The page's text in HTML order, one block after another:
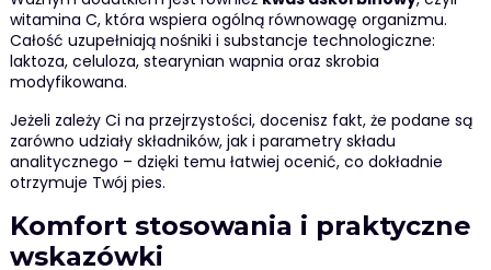
witamina C, która wspiera ogólną równowagę organizmu.
Całość uzupełniają nośniki i substancje technologiczne:
laktoza, celuloza, stearynian wapnia oraz skrobia
modyfikowana.
Jeżeli zależy Ci na przejrzystości, docenisz fakt, że podane są
zarówno udziały składników, jak i parametry składu
analitycznego – dzięki temu łatwiej ocenić, co dokładnie
otrzymuje Twój pies.
Komfort stosowania i praktyczne
wskazówki